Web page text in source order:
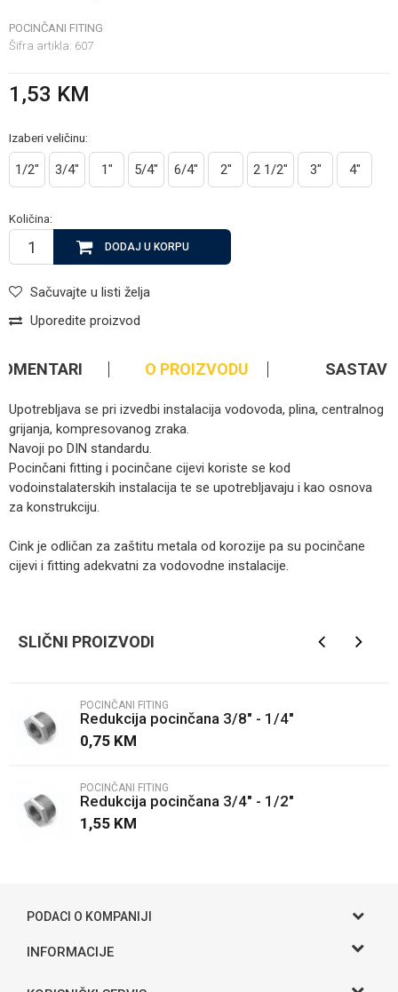
POCINČANI FITING
Šifra artikla: 607
1,53 KM
Izaberi veličinu:
1/2" 3/4" 1" 5/4" 6/4" 2" 2 1/2" 3" 4"
Količina:
DODAJ U KORPU
Sačuvajte u listi želja
Uporedite proizvod
O PROIZVODU SASTAV
Upotrebljava se pri izvedbi instalacija vodovoda, plina, centralnog
grijanja, kompresovanog zraka.
Navoji po DIN standardu.
Pocinčani fitting i pocinčane cijevi koriste se kod
vodoinstalaterskih instalacija te se upotrebljavaju i kao osnova
za konstrukciju.
Cink je odličan za zaštitu metala od korozije pa su pocinčane
cijevi i fitting adekvatni za vodovodne instalacije.
Poruka
SLIČNI PROIZVODI
POCINČANI FITING
Redukcija pocinčana 3/8" - 1/4"
0,75 KM
POCINČANI FITING
Redukcija pocinčana 3/4" - 1/2"
1,55 KM
PODACI O KOMPANIJI
Gama S doo
INFORMACIJE
O nama